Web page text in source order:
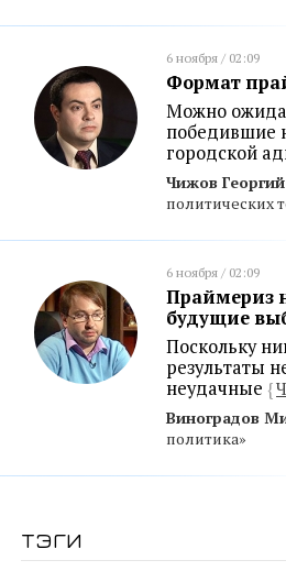
6 ноября / 02:09
Формат
Можно
победившие
городской
Чижов
политических
6 ноября / 02:09
Праймериз
будущие
Поскольку
результаты
неудачные {
Виноградов
политика»
тэги